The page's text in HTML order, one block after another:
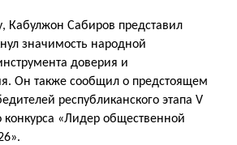
Кабулжон Сабиров представил
значимость народной
доверия и
Он также сообщил о предстоящем
республиканского этапа V
«Лидер общественной